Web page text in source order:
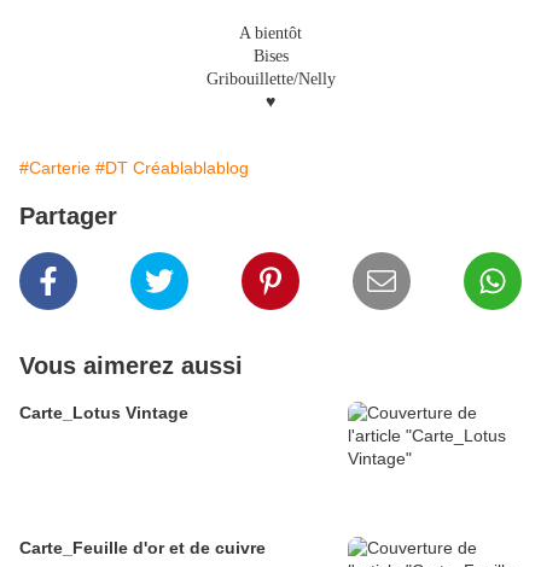
A bientôt
Bises
Gribouillette/Nelly
♥
#Carterie #DT Créablablablog
Partager
Vous aimerez aussi
Carte_Lotus Vintage
Carte_Feuille d'or et de cuivre